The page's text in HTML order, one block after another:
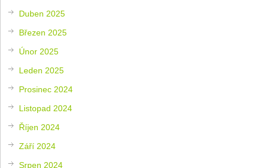
Duben 2025
Březen 2025
Únor 2025
Leden 2025
Prosinec 2024
Listopad 2024
Říjen 2024
Září 2024
Srpen 2024